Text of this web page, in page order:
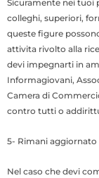
Sicuramente nei tuoi
colleghi, superiori,
queste figure
attivita rivolto alla
devi impegnarti in
Informagiovani,
Camera di
contro tutti o
5- Rimani aggiornato
Nel caso che devi